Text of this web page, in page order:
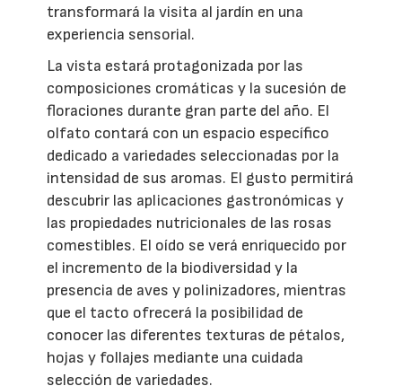
transformará la visita al jardín en una
experiencia sensorial.
La vista estará protagonizada por las
composiciones cromáticas y la sucesión de
floraciones durante gran parte del año. El
olfato contará con un espacio específico
dedicado a variedades seleccionadas por la
intensidad de sus aromas. El gusto permitirá
descubrir las aplicaciones gastronómicas y
las propiedades nutricionales de las rosas
comestibles. El oído se verá enriquecido por
el incremento de la biodiversidad y la
presencia de aves y polinizadores, mientras
que el tacto ofrecerá la posibilidad de
conocer las diferentes texturas de pétalos,
hojas y follajes mediante una cuidada
selección de variedades.